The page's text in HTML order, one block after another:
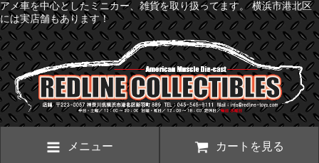
アメ車を中心としたミニカー、雑貨を取り扱ってます。 横浜市港北区
には実店舗もあります！
メニュー カートを見る